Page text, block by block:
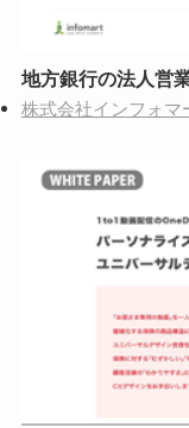
地方銀行の法人営
株式会社インフォマ